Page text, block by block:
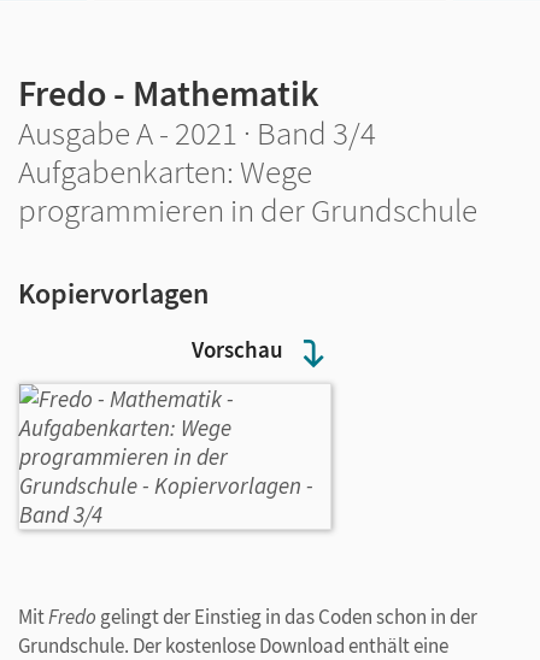
Vorschau
Fredo - Mathematik
Ausgabe A - 2021 · Band 3/4
Aufgabenkarten: Wege
programmieren in der Grundschule
Kopiervorlagen
MitFredo gelingt der Einstieg in das Coden schon in der
Grundschule. Der kostenlose Download enthält eine